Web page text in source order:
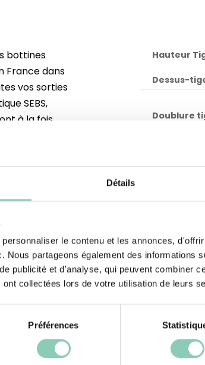
Détails
le contenu et les annonces,
Nous partageons également des informations
publicité et d'analyse, qui peuvent combiner
collectées lors de votre utilisation de leurs
Préférences
bottines
France dans
vos sorties
SEBS,
à la fois
leur look
Leur
assure un
une
Hauteur
Dessus-
Doublure